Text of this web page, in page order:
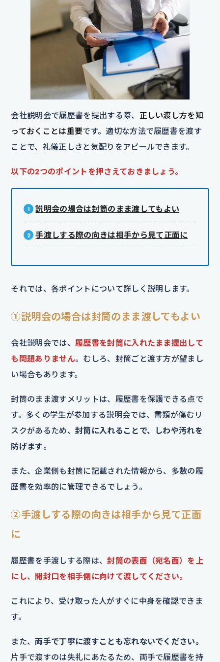
会社説明会で履歴書を提出する際、 正しい渡し方を知
っておくことは重要です。適切な方法で履歴書を渡す
ことで、礼儀正しさと気配りをアピールできます。
以下の2つのポイントを押さえておきましょう。
説明会の場合は封筒のまま渡してもよい
手渡しする際の向きは相手から見て正面に
それでは、各ポイントについて詳しく説明します。
①説明会の場合は封筒のまま渡してもよい
会社説明会では、 履歴書を封筒に入れたまま提出して
も問題ありません。むしろ、封筒ごと渡す方が望まし
い場合もあります。
封筒のまま渡すメリットは、履歴書を保護できる点で
す。多くの学生が参加する説明会では、書類が傷むリ
スクがあるため、 封筒に入れることで、しわや汚れを
防げます。
また、企業側も封筒に記載された情報から、多数の履
歴書を効率的に管理できるでしょう。
②手渡しする際の向きは相手から見て正面
に
履歴書を手渡しする際は、封筒の表面（宛名面）を上
にし、開封口を相手側に向けて渡してください。
これにより、受け取った人がすぐに中身を確認できま
す。
また、両手で丁寧に渡すことも忘れないでください。
片手で渡すのは失礼にあたるため、両手で履歴書を持